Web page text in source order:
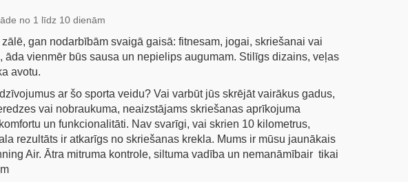
no 1 līdz 10 dienām
gan nodarbībām svaigā gaisā: fitnesam, jogai, skriešanai vai
vienmēr būs sausa un nepielips augumam. Stilīgs dizains, veļas
avotu.
ar šo sporta veidu? Vai varbūt jūs skrējāt vairākus gadus,
vai nobraukuma, neaizstājams skriešanas aprīkojuma
un funkcionalitāti. Nav svarīgi, vai skrien 10 kilometrus,
rezultāts ir atkarīgs no skriešanas krekla. Mums ir mūsu jaunākais
Air. Ātra mitruma kontrole, siltuma vadība un nemanāmībair tikai